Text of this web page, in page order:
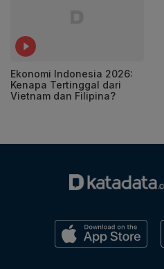
Ekonomi Indonesia 2026:
Kenapa Tertinggal dari
Vietnam dan Filipina?